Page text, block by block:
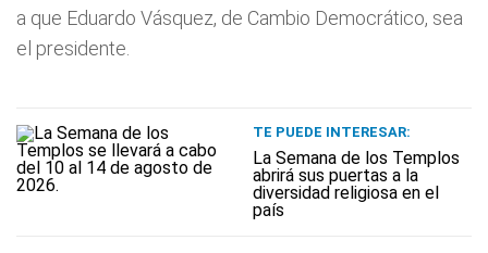
a que Eduardo Vásquez, de Cambio Democrático, sea
el presidente.
TE PUEDE INTERESAR:
La Semana de los Templos
abrirá sus puertas a la
diversidad religiosa en el
país